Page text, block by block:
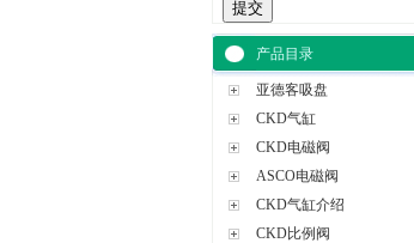
产品目录
亚德客吸盘
CKD气缸
CKD电磁阀
ASCO电磁阀
CKD气缸介绍
CKD比例阀